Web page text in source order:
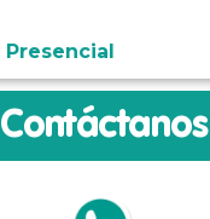
Presencial
Contáctanos